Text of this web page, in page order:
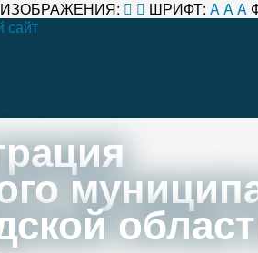
ИЗОБРАЖЕНИЯ: ШРИФТ: AAA
сайт